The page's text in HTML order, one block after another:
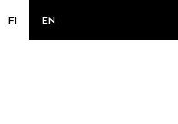
FI EN